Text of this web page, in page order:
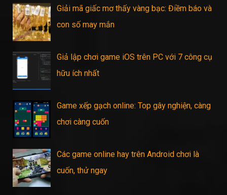
Giải mã giấc mơ thấy vàng bạc: Điềm báo và
con số may mắn
Giả lập chơi game iOS trên PC với 7 công cụ
hữu ích nhất
Game xếp gạch online: Top gây nghiện, càng
chơi càng cuốn
Các game online hay trên Android chơi là
cuốn, thử ngay